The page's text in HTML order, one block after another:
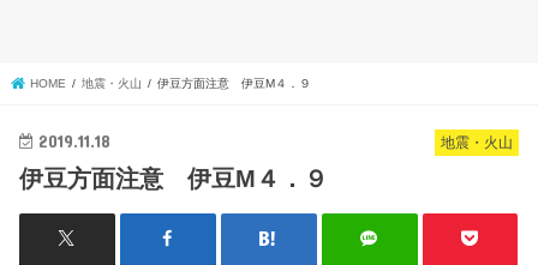
HOME 地震・火山 伊豆方面注意 伊豆M４．９
地震・火山
2019.11.18
伊豆方面注意 伊豆M４．９